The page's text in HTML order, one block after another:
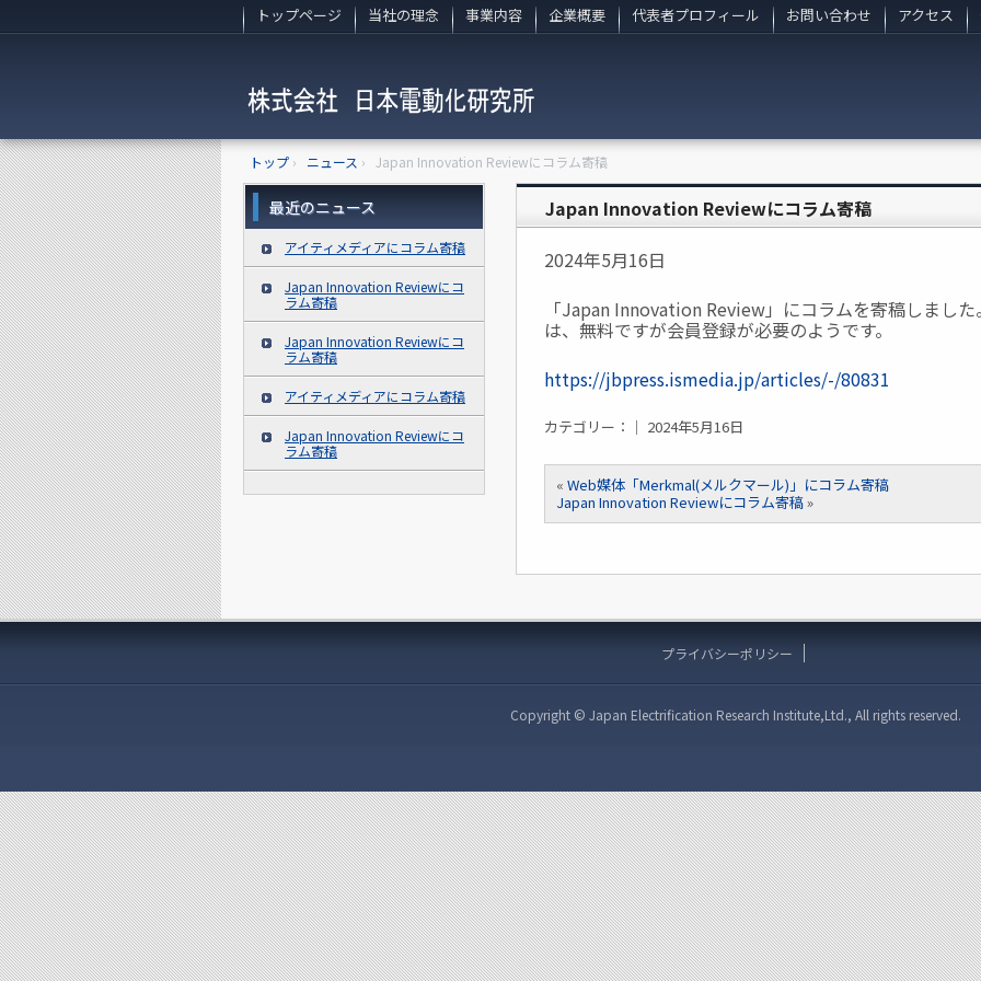
トップページ 当社の理念 事業内容 企業概要 代表者プロフィール お問い合わせ アクセス
トップ › ニュース › Japan Innovation Reviewにコラム寄稿
Japan Innovation Reviewにコラム寄稿
2024年5月16日
「Japan Innovation Review」にコラムを寄稿しまし
は、無料ですが会員登録が必要のようです。
https://jbpress.ismedia.jp/articles/-/80831
カテゴリー：｜ 2024年5月16日
« Web媒体「Merkmal(メルクマール)」にコラム寄稿
Japan Innovation Reviewにコラム寄稿»
最近のニュース
アイティメディアにコラム寄稿
Japan Innovation Reviewにコ
ラム寄稿
Japan Innovation Reviewにコ
ラム寄稿
アイティメディアにコラム寄稿
Japan Innovation Reviewにコ
ラム寄稿
プライバシーポリシー
Copyright © Japan Electrification Research Institute,Ltd., All rights reserved.